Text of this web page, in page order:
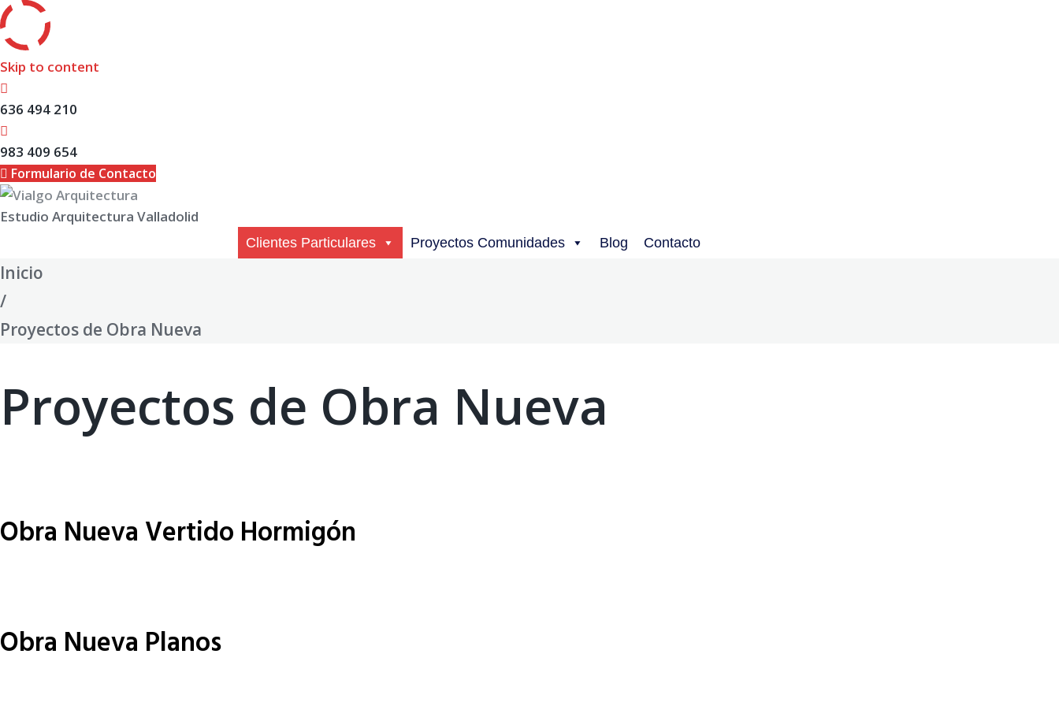
Skip to content
636 494 210
983 409 654
Formulario de Contacto
Estudio Arquitectura Valladolid
Clientes Particulares Proyectos Comunidades Blog Contacto
Inicio
/
Proyectos de Obra Nueva
Proyectos de Obra Nueva
Obra Nueva Vertido Hormigón
Obra Nueva Planos